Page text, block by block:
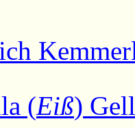
(Eiß)